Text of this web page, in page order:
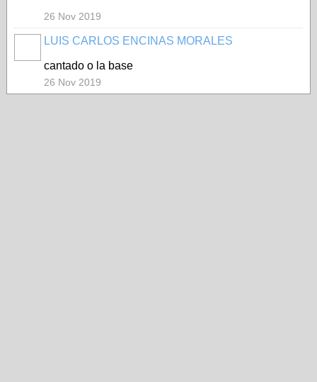
26 Nov 2019
LUIS CARLOS ENCINAS MORALES
cantado o la base
26 Nov 2019